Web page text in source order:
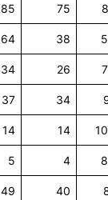
85 75
64 38
34 26
37 34
14 14
5 4
49 40